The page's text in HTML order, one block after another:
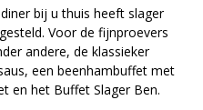
bij u thuis heeft slager
Voor de fijnproevers
andere, de klassieker
een beenhambuffet met
en het Buffet Slager Ben.